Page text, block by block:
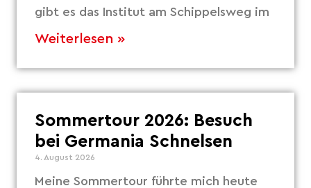
gibt es das Institut am Schippelsweg im
Weiterlesen »
Sommertour 2026: Besuch
bei Germania Schnelsen
4. August 2026
Meine Sommertour führte mich heute